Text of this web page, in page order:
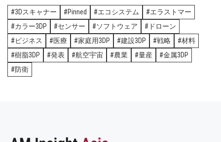
3Dスキャナー Pinned エコシステム
エラストマー
カラー3DP
センサー ソフトウェア
ドローン
ビジネス
医療 家庭用3DP 建設3DP 戦略
材料
樹脂3DP
発表 航空宇宙 農業 量産
金属3DP
防衛